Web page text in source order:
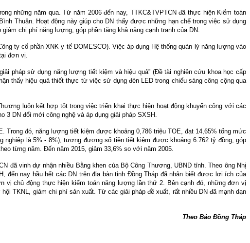
những năm qua. Từ năm 2006 đến nay, TTKC&TVPTCN đã thực hiện Kiểm toán
Thuận. Hoạt động này giúp cho DN thấy được những hạn chế trong việc sử dụng
chi phí năng lượng, góp phần tăng khả năng cạnh tranh của DN.
ty cổ phần XNK y tế DOMESCO). Việc áp dụng Hệ thống quản lý năng lượng vào
đơn vị.
pháp sử dụng năng lượng tiết kiệm và hiệu quả” (Đề tài nghiên cứu khoa học cấp
thấy hiệu quả thiết thực từ việc sử dụng đèn LED trong chiếu sáng công cộng qua
luôn kết hợp tốt trong việc triển khai thực hiện hoạt động khuyến công với các
DN đổi mới công nghệ và áp dụng giải pháp SXSH.
Trong đó, năng lượng tiết kiệm được khoảng 0,786 triệu TOE, đạt 14,65% tổng mức
là 5% - 8%), tương đương số tiền tiết kiệm được khoảng 6.762 tỷ đồng, góp
từng năm. Đến năm 2015, giảm 33,6% so với năm 2005.
vinh dự nhận nhiều Bằng khen của Bộ Công Thương, UBND tỉnh. Theo ông Nhị
đến nay hầu hết các DN trên địa bàn tỉnh Đồng Tháp đã nhận biết được lợi ích của
vị chủ động thực hiện kiểm toán năng lượng lần thứ 2. Bên cạnh đó, những đơn vị
TKNL, giảm chi phí sản xuất. Từ các giải pháp đề xuất, rất nhiều DN đã mạnh dạn
Theo Báo Đồng Tháp